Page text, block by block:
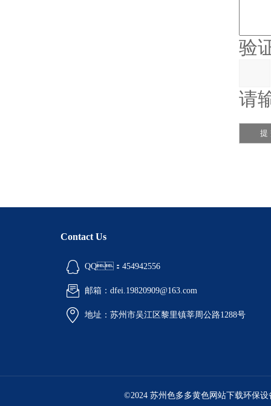
验
请
Contact Us
QQ：454942556
邮箱：dfei.19820909@163.com
地址：苏州市吴江区黎里镇莘周公路1288号
©2024 苏州色多多黄色网站下载环保设